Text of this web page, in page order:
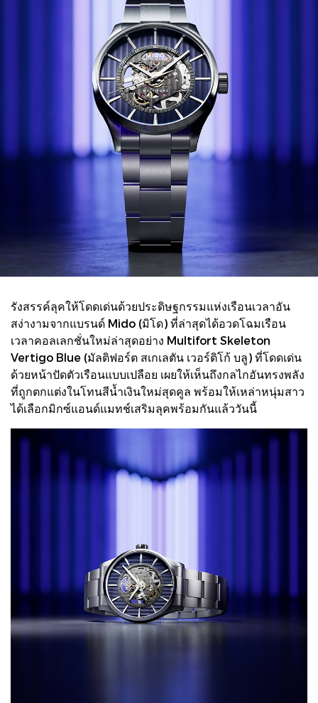
รังสรรค์ลุคให้โดดเด่นด้วยประดิษฐกรรมแห่งเรือนเวลาอัน
สง่างามจากแบรนด์ Mido (มิโด) ที่ล่าสุดได้อวดโฉมเรือน
เวลาคอลเลกชั่นใหม่ล่าสุดอย่าง Multifort Skeleton
Vertigo Blue (มัลติฟอร์ต สเกเลตัน เวอร์ติโก้ บลู) ที่โดดเด่น
ด้วยหน้าปัดตัวเรือนแบบเปลือย เผยให้เห็นถึงกลไกอันทรงพลัง
ที่ถูกตกแต่งในโทนสีน้ำเงินใหม่สุดคูล พร้อมให้เหล่าหนุ่มสาว
ได้เลือกมิกซ์แอนด์แมทช์เสริมลุคพร้อมกันแล้ววันนี้